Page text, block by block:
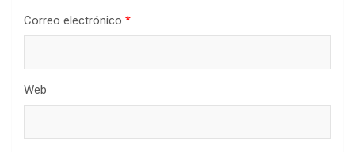
Correo electrónico *
Web